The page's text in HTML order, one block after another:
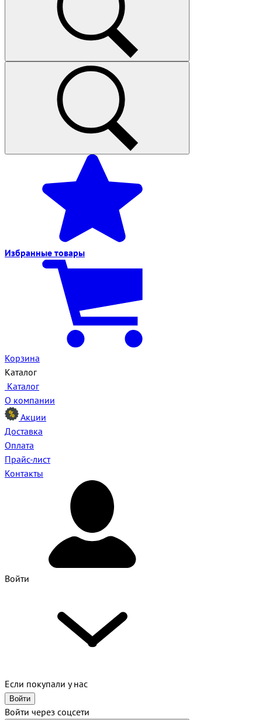
Избранные товары
Корзина
Каталог
Каталог
О компании
Акции
Доставка
Оплата
Прайс-лист
Контакты
Войти
Если покупали у нас
Войти
Войти через соцсети